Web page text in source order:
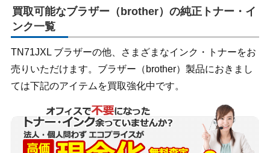
買取可能なブラザー（brother）の純正トナー・イ
ンク一覧
TN71JXL ブラザーの他、さまざまなインク・トナーをお
売りいただけます。ブラザー（brother）製品におきまし
ては下記のアイテムを買取強化中です。